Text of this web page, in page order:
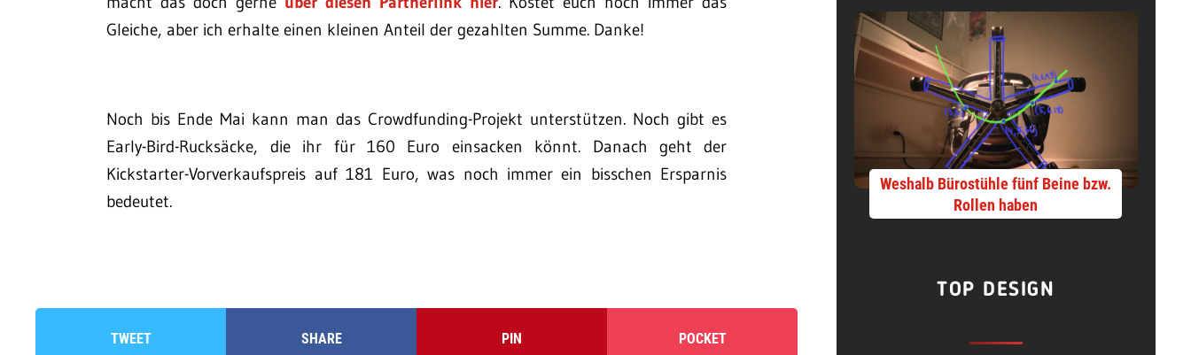
Gleiche, aber ich erhalte einen kleinen Anteil der gezahlten Summe. Danke!
Noch bis Ende Mai kann man das Crowdfunding-Projekt unterstützen. Noch gibt es
Early-Bird-Rucksäcke, die ihr für 160 Euro einsacken könnt. Danach geht der
Kickstarter-Vorverkaufspreis auf 181 Euro, was noch immer ein bisschen Ersparnis
bedeutet.
TWEET SHARE PIN POCKET
Weshalb Bürostühle fünf Beine bzw.
Rollen haben
TOP DESIGN